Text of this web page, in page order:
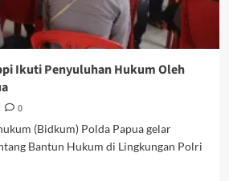
Ikuti Penyuluhan Hukum Oleh
0
(Bidkum) Polda Papua gelar
Bantun Hukum di Lingkungan Polri